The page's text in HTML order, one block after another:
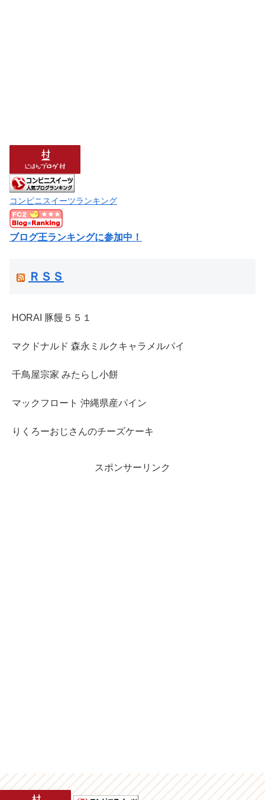
コンビニスイーツランキング
ブログ王ランキングに参加中！
ＲＳＳ
HORAI 豚饅５５１
マクドナルド 森永ミルクキャラメルパイ
千鳥屋宗家 みたらし小餅
マックフロート 沖縄県産パイン
りくろーおじさんのチーズケーキ
スポンサーリンク